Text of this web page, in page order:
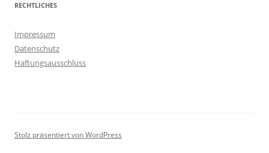
RECHTLICHES
Impressum
Datenschutz
Haftungsausschluss
Stolz präsentiert von WordPress